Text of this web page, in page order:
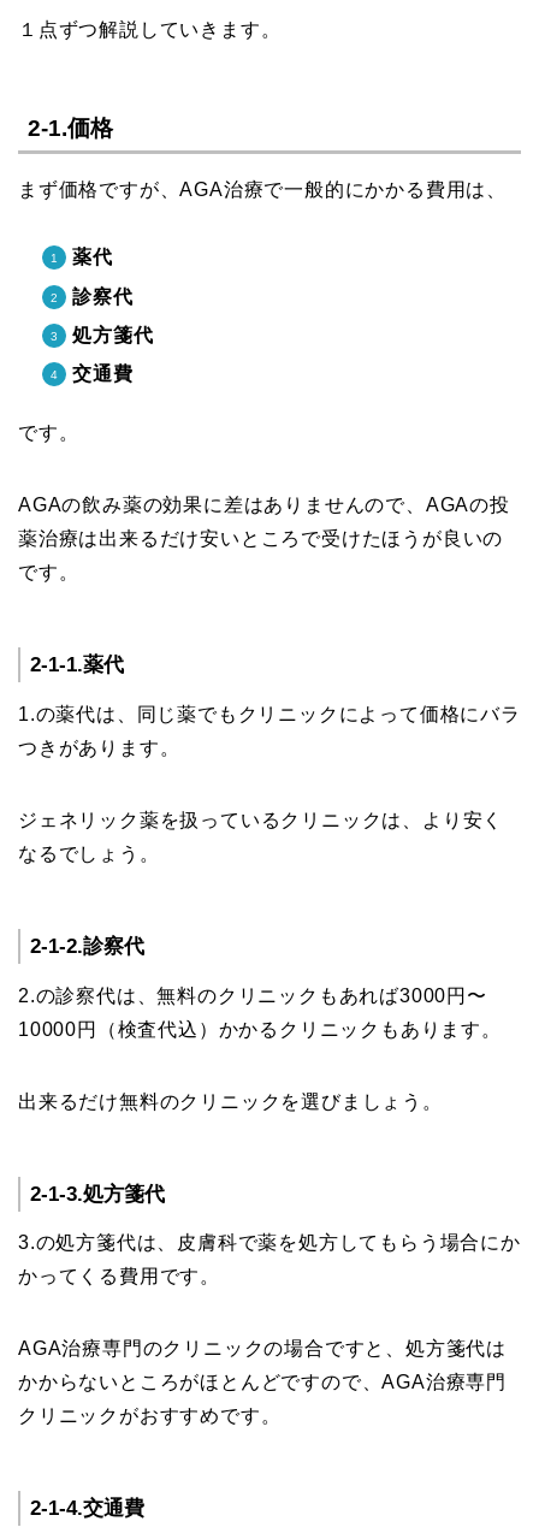
１点ずつ解説していきます。
2-1.価格
まず価格ですが、AGA治療で一般的にかかる費用は、
薬代
診察代
処方箋代
交通費
です。
AGAの飲み薬の効果に差はありませんので、AGAの投
薬治療は出来るだけ安いところで受けたほうが良いの
です。
2-1-1.薬代
1.の薬代は、同じ薬でもクリニックによって価格にバラ
つきがあります。
ジェネリック薬を扱っているクリニックは、より安く
なるでしょう。
2-1-2.診察代
2.の診察代は、無料のクリニックもあれば3000円〜
10000円（検査代込）かかるクリニックもあります。
出来るだけ無料のクリニックを選びましょう。
2-1-3.処方箋代
3.の処方箋代は、皮膚科で薬を処方してもらう場合にか
かってくる費用です。
AGA治療専門のクリニックの場合ですと、処方箋代は
かからないところがほとんどですので、AGA治療専門
クリニックがおすすめです。
2-1-4.交通費